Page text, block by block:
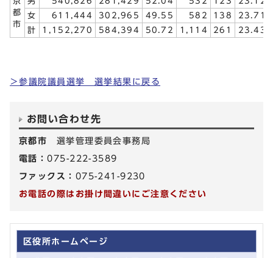
都
市
女
611,444 302,965 49.55 582 138
23.71
計
1,152,270 584,394 50.72 1,114 261 23.43
＞参議院議員選挙 選挙結果に戻る
お問い合わせ先
京都市 選挙管理委員会事務局
電話：075-222-3589
ファックス： 075-241-9230
お電話の際はお掛け間違いにご注意ください
区役所ホームページ